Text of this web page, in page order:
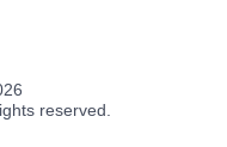
reserved.